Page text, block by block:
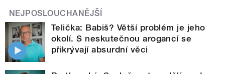
NEJPOSLOUCHANĚJŠÍ
Telička: Babiš? Větší problém je jeho
okolí. S neskutečnou arogancí se
přikrývají absurdní věci